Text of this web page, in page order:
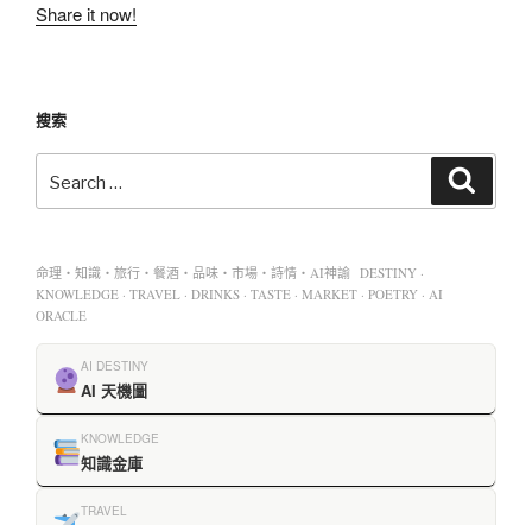
Share it now!
搜索
命理・知識・旅行・餐酒・品味・市場・詩情・AI神諭 DESTINY ·
KNOWLEDGE · TRAVEL · DRINKS · TASTE · MARKET · POETRY · AI
ORACLE
AI DESTINY
AI 天機圖
KNOWLEDGE
知識金庫
TRAVEL